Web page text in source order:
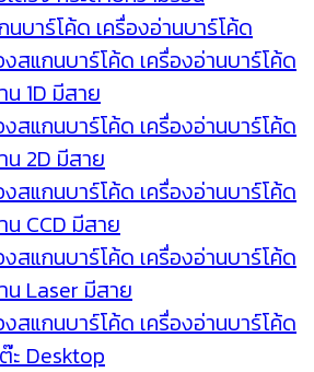
นบาร์โค้ด เครื่องอ่านบาร์โค้ด
งสแกนบาร์โค้ด เครื่องอ่านบาร์โค้ด
น 1D มีสาย
งสแกนบาร์โค้ด เครื่องอ่านบาร์โค้ด
น 2D มีสาย
งสแกนบาร์โค้ด เครื่องอ่านบาร์โค้ด
น CCD มีสาย
งสแกนบาร์โค้ด เครื่องอ่านบาร์โค้ด
น Laser มีสาย
งสแกนบาร์โค้ด เครื่องอ่านบาร์โค้ด
ะ Desktop